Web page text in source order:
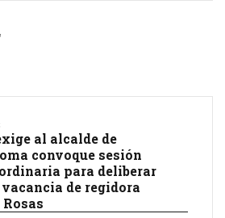
al alcalde de
convoque sesión
para deliberar
vacancia de regidora